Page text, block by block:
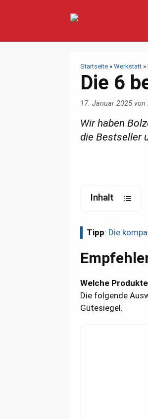
Startseite » Werkstatt »
Die 6
17. Januar 2025 von
Wir haben
die Bestseller
Inhalt
Tipp: Die
Welche
Die folgende
Gütesiegel.